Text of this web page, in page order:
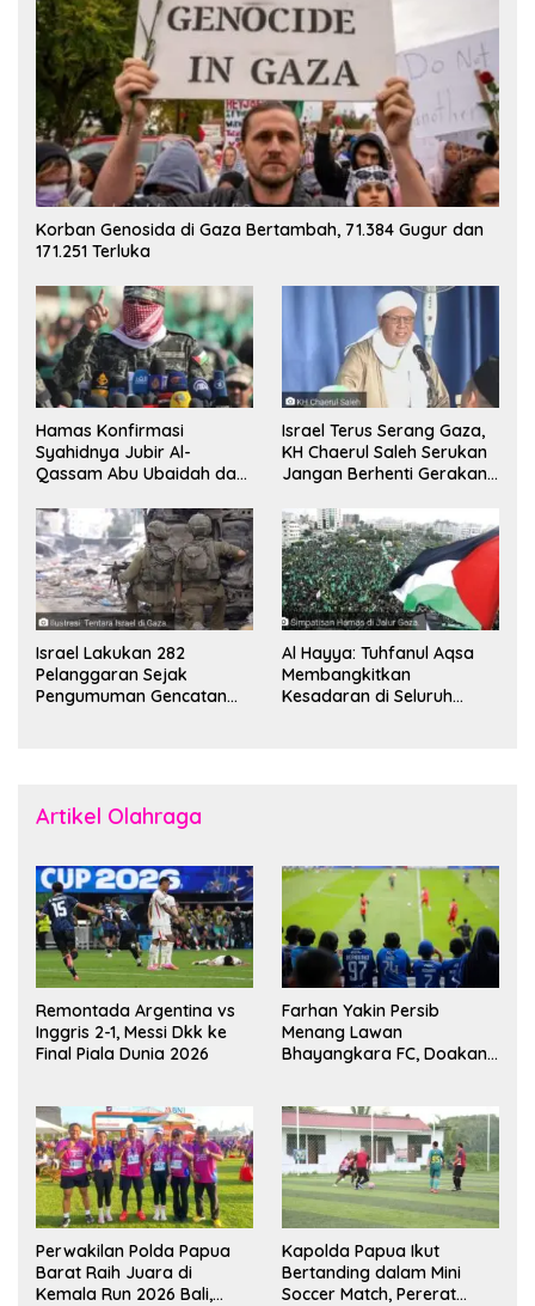
Korban Genosida di Gaza Bertambah, 71.384 Gugur dan
171.251 Terluka
Hamas Konfirmasi
Syahidnya Jubir Al-
Qassam Abu Ubaidah dan
Sinwar
Israel Terus Serang Gaza,
KH Chaerul Saleh Serukan
Jangan Berhenti Gerakan
Israel Lakukan 282
Pelanggaran Sejak
Pengumuman Gencatan
Al Hayya: Tuhfanul Aqsa
Membangkitkan
Kesadaran di Seluruh
Artikel Olahraga
Remontada Argentina vs
Inggris 2-1, Messi Dkk ke
Final Piala Dunia 2026
Farhan Yakin Persib
Menang Lawan
Bhayangkara FC, Doakan
Perwakilan Polda Papua
Barat Raih Juara di
Kemala Run 2026 Bali,
Kapolda Papua Ikut
Bertanding dalam Mini
Soccer Match, Pererat